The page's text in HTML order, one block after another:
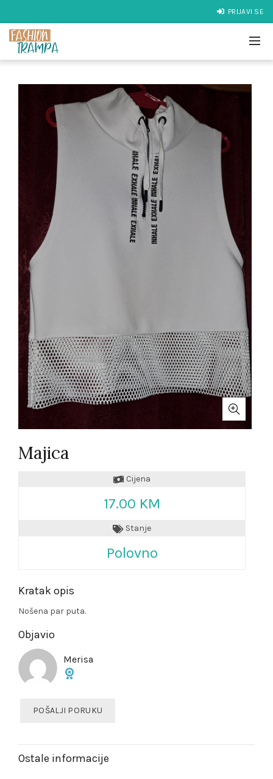
PRIJAVI SE
Majica
Cijena
17.00 KM
Stanje
Polovno
Kratak opis
Nošena par puta.
Objavio
Merisa
POŠALJI PORUKU
Ostale informacije